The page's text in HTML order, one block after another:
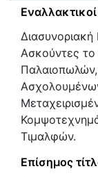
Εναλλακτικοί
Ασκούντες
Τιμαλφών.
Επίσημος